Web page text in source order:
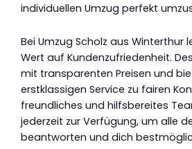
individuellen Umzug perfekt
Bei Umzug Scholz aus Winterthur
Wert auf Kundenzufriedenheit.
mit transparenten Preisen und
erstklassigen Service zu fairen
freundliches und hilfsbereites
jederzeit zur Verfügung, um alle
beantworten und dich